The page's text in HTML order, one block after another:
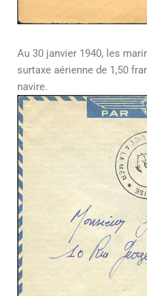
Au 30 janvier 1940, les
surtaxe aérienne de 1,50
navire.